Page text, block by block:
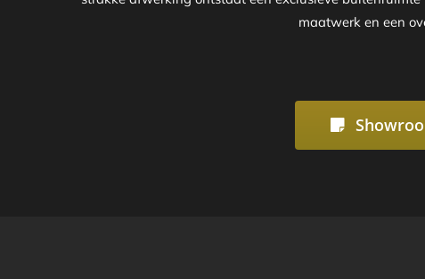
maatwerk en een